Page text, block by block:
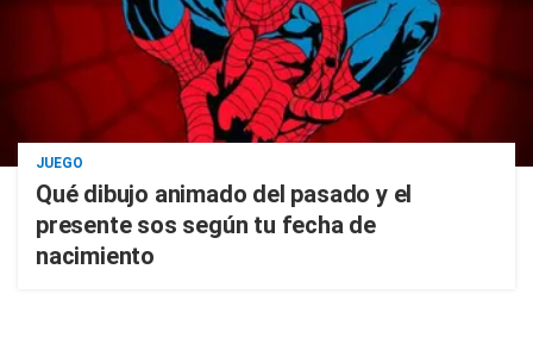
JUEGO
Qué dibujo animado del pasado y el
presente sos según tu fecha de
nacimiento